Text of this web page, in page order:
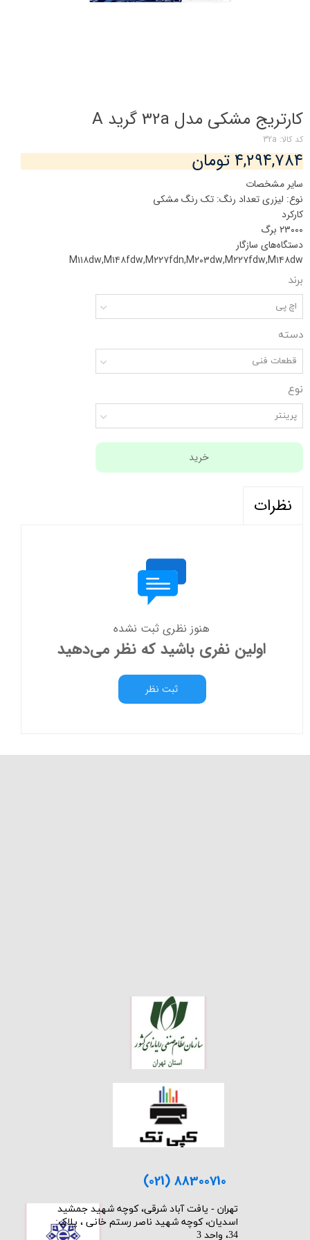
کارتریج مشکی مدل 32a گرید A
کد کالا: 32a
۴,۲۹۴,۷۸۴ تومان
سایر مشخصات
نوع: لیزری تعداد رنگ: تک رنگ مشکی
کارکرد
۲۳۰۰۰ برگ
دستگاه‌های سازگار
M۱۱۸dw,M۱۴۸fdw,M۲۲۷fdn,M۲۰۳dw,M۲۲۷fdw,M۱۴۸dw
برند
اچ پی
دسته
قطعات فنی
نوع
پرینتر
خرید
نظرات
هنوز نظری ثبت نشده
اولین نفری باشید که نظر می‌دهید
ثبت نظر
(021) 88300710
​تهران - یافت آباد شرقی، کوچه شهید جمشید
اسدیان، کوچه شهید ناصر رستم خانی ، پلاک:
34، واحد 3